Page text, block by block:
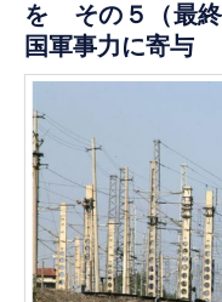
を その５（最
国軍事力に寄与